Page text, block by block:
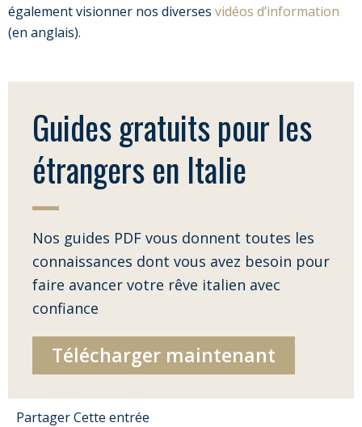
également visionner nos diverses vidéos d’information
(en anglais).
Guides gratuits pour les
étrangers en Italie
Nos guides PDF vous donnent toutes les
connaissances dont vous avez besoin pour
faire avancer votre rêve italien avec
confiance
Télécharger maintenant
Partager Cette entrée